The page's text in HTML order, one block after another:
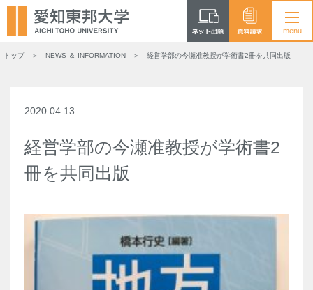
トップ NEWS ＆ INFORMATION 経営学部の今瀬准教授が学術書2冊を共同出版
2020.04.13
経営学部の今瀬准教授が学術書2
冊を共同出版